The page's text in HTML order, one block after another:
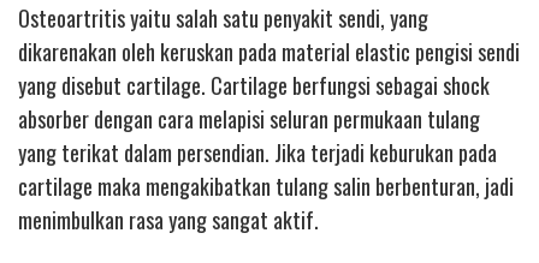
Osteoartritis yaitu salah satu penyakit sendi, yang
dikarenakan oleh keruskan pada material elastic pengisi sendi
yang disebut cartilage. Cartilage berfungsi sebagai shock
absorber dengan cara melapisi seluran permukaan tulang
yang terikat dalam persendian. Jika terjadi keburukan pada
cartilage maka mengakibatkan tulang salin berbenturan, jadi
menimbulkan rasa yang sangat aktif.